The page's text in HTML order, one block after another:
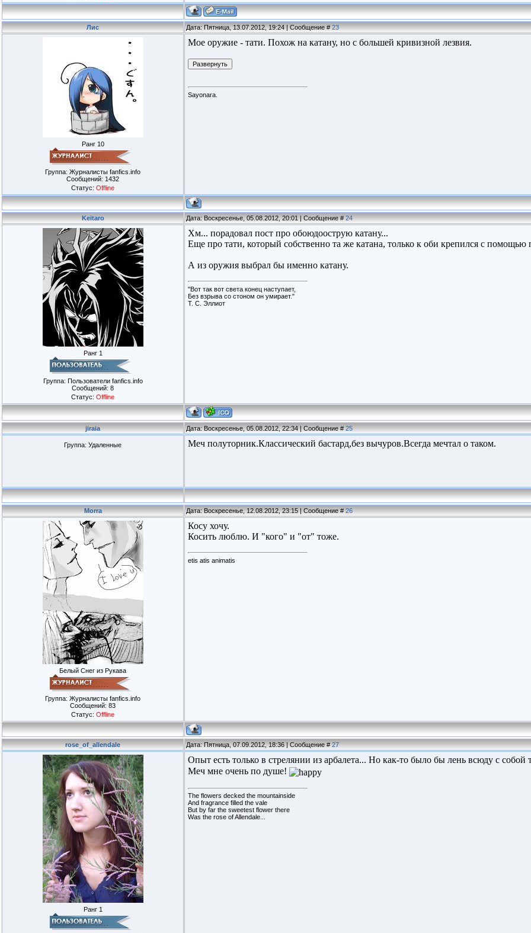
Лис Дата: Пятница, 13.07.2012, 19:24 | Сообщение #23
Ранг 10
Группа: Журналисты fanfics.info
Сообщений: 1432
Статус: Offline
Мое оружие - тати. Похож на катану, но с большей кривизной лезвия.
Sayonara.
Keitaro Дата: Воскресенье, 05.08.2012, 20:01 | Сообщение #24
Ранг 1
Группа: Пользователи fanfics.info
Сообщений: 8
Статус: Offline
Хм... порадовал пост про обоюдоострую катану...
Еще про тати, который собственно та же катана, только к оби крепился с помощью
А из оружия выбрал бы именно катану.
"Вот так вот света конец наступает,
Без взрыва со стоном он умирает."
Т. С. Эллиот
jiraia Дата: Воскресенье, 05.08.2012, 22:34 | Сообщение #25
Группа: Удаленные Меч полуторник.Классический бастард,без вычуров.Всегда мечтал о таком.
Morra Дата: Воскресенье, 12.08.2012, 23:15 | Сообщение #26
Белый Снег из Рукава
Группа: Журналисты fanfics.info
Сообщений: 83
Статус: Offline
Косу хочу.
Косить люблю. И "кого" и "от" тоже.
etis atis animatis
rose_of_allendale Дата: Пятница, 07.09.2012, 18:36 | Сообщение #27
Ранг 1
Опыт есть только в стрелянии из арбалета... Но как-то было бы лень всюду с собой
Меч мне очень по душе!
The flowers decked the mountainside
And fragrance filled the vale
But by far the sweetest flower there
Was the rose of Allendale...